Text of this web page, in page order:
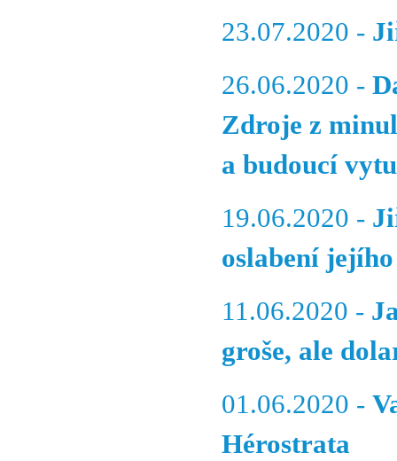
23.07.2020 -
26.06.2020 -
Zdroje z
a budoucí
19.06.2020 -
oslabení
11.06.2020 -
groše, ale
01.06.2020 -
Hérostrata